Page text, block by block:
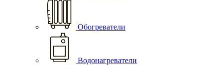
Обогреватели
Водонагреватели